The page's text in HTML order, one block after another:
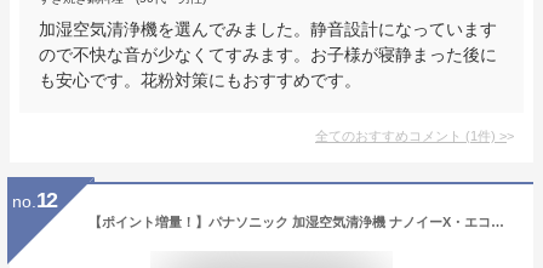
加湿空気清浄機を選んでみました。静音設計になっています
ので不快な音が少なくてすみます。お子様が寝静まった後に
も安心です。花粉対策にもおすすめです。
全てのおすすめコメント (1件) >
no. 12
【ポイント増量！】パナソニック 加湿空気清浄機 ナノイーX・エコナビ搭載 ~31畳 木目調 F-VXT70-TM 抗菌 脱臭 ウイルス ホコリ 加湿 空気清浄機 寝室 新生活 花粉対策 ほこり 寝室 加湿器 新生活